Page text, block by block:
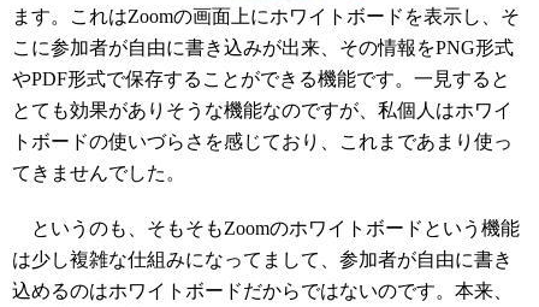
ます。これはZoomの画面上にホワイトボードを表示し、そ
こに参加者が自由に書き込みが出来、その情報をPNG形式
やPDF形式で保存することができる機能です。一見すると
とても効果がありそうな機能なのですが、私個人はホワイ
トボードの使いづらさを感じており、これまであまり使っ
てきませんでした。
というのも、そもそもZoomのホワイトボードという機能
は少し複雑な仕組みになってまして、参加者が自由に書き
込めるのはホワイトボードだからではないのです。本来、